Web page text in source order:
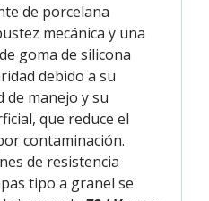
de porcelana
mecánica y una
goma de silicona
debido a su
de manejo y su
que reduce el
contaminación.
de resistencia
tipo a granel se